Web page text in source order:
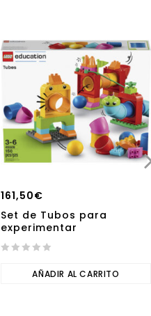
161,50€
Set de Tubos para
experimentar
AÑADIR AL CARRITO